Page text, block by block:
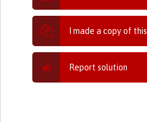
I made a copy of this
Report solution